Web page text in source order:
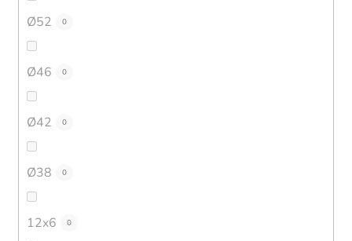
Ø52 0
Ø46 0
Ø42 0
Ø38 0
12x6 0